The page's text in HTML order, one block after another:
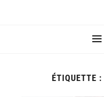
ÉTIQUETTE :